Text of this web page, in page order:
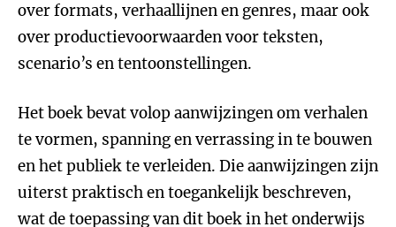
over formats, verhaallijnen en genres, maar ook
over productievoorwaarden voor teksten,
scenario’s en tentoonstellingen.
Het boek bevat volop aanwijzingen om verhalen
te vormen, spanning en verrassing in te bouwen
en het publiek te verleiden. Die aanwijzingen zijn
uiterst praktisch en toegankelijk beschreven,
wat de toepassing van dit boek in het onderwijs